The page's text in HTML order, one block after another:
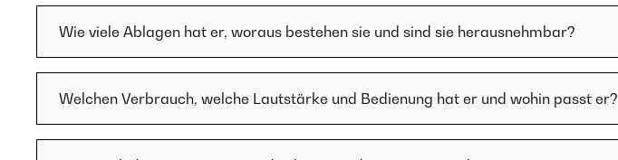
Wie viele Ablagen hat er, woraus bestehen sie und sind sie herausnehmbar?
Welchen Verbrauch, welche Lautstärke und Bedienung hat er und wohin passt er?